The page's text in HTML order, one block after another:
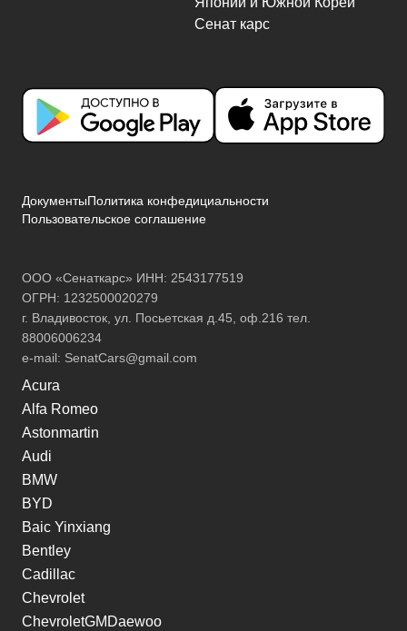
ДокументыПолитика конфедициальности
Пользовательское соглашение
ООО «Сенаткарс» ИНН: 2543177519
ОГРН: 1232500020279
г. Владивосток, ул. Посьетская д.45, оф.216 тел.
88006006234
e-mail: SenatCars@gmail.com
Acura
Alfa Romeo
Astonmartin
Audi
BMW
BYD
Baic Yinxiang
Bentley
Cadillac
Chevrolet
ChevroletGMDaewoo